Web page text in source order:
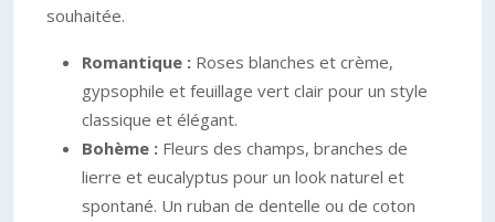
souhaitée.
Romantique : Roses blanches et crème,
gypsophile et feuillage vert clair pour un style
classique et élégant.
Bohème : Fleurs des champs, branches de
lierre et eucalyptus pour un look naturel et
spontané. Un ruban de dentelle ou de coton